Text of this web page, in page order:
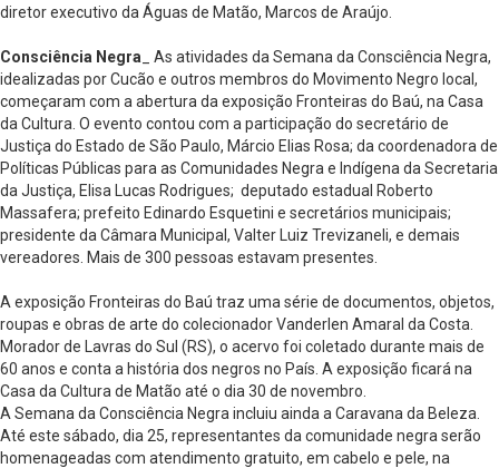
diretor executivo da Águas de Matão, Marcos de Araújo.
Consciência Negra _ As atividades da Semana da Consciência Negra,
idealizadas por Cucão e outros membros do Movimento Negro local,
começaram com a abertura da exposição Fronteiras do Baú, na Casa
da Cultura. O evento contou com a participação do secretário de
Justiça do Estado de São Paulo, Márcio Elias Rosa; da coordenadora de
Políticas Públicas para as Comunidades Negra e Indígena da Secretaria
da Justiça, Elisa Lucas Rodrigues; deputado estadual Roberto
Massafera; prefeito Edinardo Esquetini e secretários municipais;
presidente da Câmara Municipal, Valter Luiz Trevizaneli, e demais
vereadores. Mais de 300 pessoas estavam presentes.
A exposição Fronteiras do Baú traz uma série de documentos, objetos,
roupas e obras de arte do colecionador Vanderlen Amaral da Costa.
Morador de Lavras do Sul (RS), o acervo foi coletado durante mais de
60 anos e conta a história dos negros no País. A exposição ficará na
Casa da Cultura de Matão até o dia 30 de novembro.
A Semana da Consciência Negra incluiu ainda a Caravana da Beleza.
Até este sábado, dia 25, representantes da comunidade negra serão
homenageadas com atendimento gratuito, em cabelo e pele, na